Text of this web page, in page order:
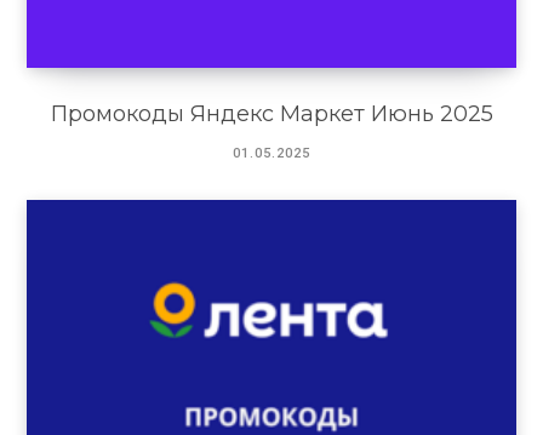
Промокоды Яндекс Маркет Июнь 2025
01.05.2025